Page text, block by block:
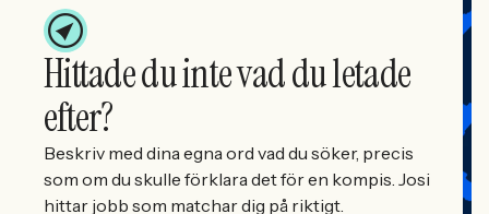
Hittade du inte vad du letade
efter?
Beskriv med dina egna ord vad du söker, precis
som om du skulle förklara det för en kompis. Josi
hittar jobb som matchar dig på riktigt.